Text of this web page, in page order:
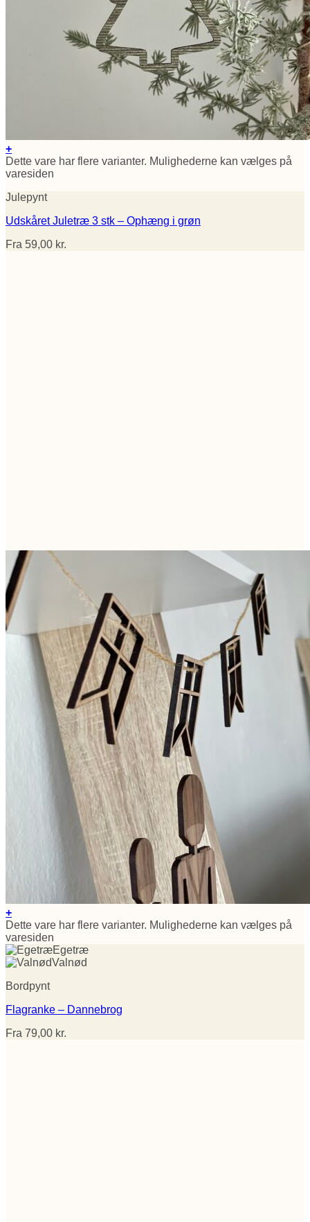
+
Dette vare har flere varianter. Mulighederne kan vælges på
varesiden
Julepynt
Udskåret Juletræ 3 stk – Ophæng i grøn
Fra 59,00 kr.
+
Dette vare har flere varianter. Mulighederne kan vælges på
varesiden
Egetræ
Valnød
Bordpynt
Flagranke – Dannebrog
Fra 79,00 kr.